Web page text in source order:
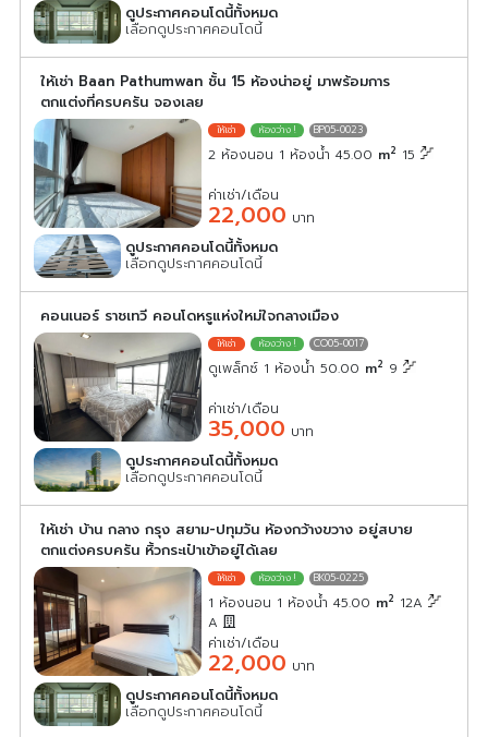
ดูประกาศคอนโดนี้ทั้งหมด
เลือกดูประกาศคอนโดนี้
ให้เช่า Baan Pathumwan ชั้น 15 ห้องน่าอยู่ มาพร้อมการ
ตกแต่งที่ครบครัน จองเลย
BP05-0023
2 ห้องนอน 1 ห้องน้ำ 45.00 m2 15
ค่าเช่า/เดือน
22,000 บาท
ดูประกาศคอนโดนี้ทั้งหมด
เลือกดูประกาศคอนโดนี้
คอนเนอร์ ราชเทวี คอนโดหรูแห่งใหม่ใจกลางเมือง
CO05-0017
ดูเพล็กซ์ 1 ห้องน้ำ 50.00 m2 9
ค่าเช่า/เดือน
35,000 บาท
ดูประกาศคอนโดนี้ทั้งหมด
เลือกดูประกาศคอนโดนี้
ให้เช่า บ้าน กลาง กรุง สยาม-ปทุมวัน ห้องกว้างขวาง อยู่สบาย
ตกแต่งครบครัน หิ้วกระเป๋าเข้าอยู่ได้เลย
BK05-0225
1 ห้องนอน 1 ห้องน้ำ 45.00 m2 12A
A
ค่าเช่า/เดือน
22,000 บาท
ดูประกาศคอนโดนี้ทั้งหมด
เลือกดูประกาศคอนโดนี้